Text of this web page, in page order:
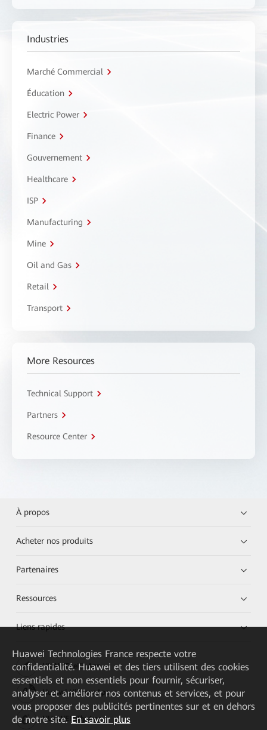
Industries
Marché Commercial
Éducation
Electric Power
Finance
Gouvernement
Healthcare
ISP
Manufacturing
Mine
Oil and Gas
Retail
Transport
More Resources
Technical Support
Partners
Resource Center
À propos
Acheter nos produits
Partenaires
Ressources
Liens rapides
HUAWEI eKit App
Huawei HiKnow App
HUAWEI eFly App
Huawei Technologies France respecte votre
confidentialité. Huawei et des tiers utilisent des cookies
essentiels et non essentiels pour fournir, sécuriser,
analyser et améliorer nos contenus et services, et pour
vous proposer des publicités pertinentes sur et en dehors
de notre site. En savoir plus